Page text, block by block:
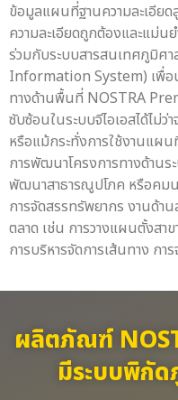
ข้อมูลแผนที่ฐานความละเอีย
ความละเอียดถูกต้องและแม่น
ร่วมกับระบบสารสนเทศภูมิศ
Information System) เพื่อน
ทางด้านพื้นที่ NOSTRA
ซับซ้อนในระบบจีไอเอสได้ไม่
หรือแม้กระทั่งการใช้งานแผ
การพัฒนาโครงการทางด้านร
พัฒนาสาธารณูปโภค หรือคม
การจัดสรรทรัพยากร งานด้า
ตลาด เช่น การวางแผนตั้งสาข
การบริหารจัดการเส้นทาง ก
ผลิตภัณฑ์
มีระบบพิกัด